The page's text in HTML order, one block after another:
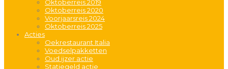
Oktoberreis 2019
Oktoberreis 2020
Voorjaarsreis 2024
Oktoberreis 2025
Acties
Oekrestaurant Italia
Voedselpakketten
Oud ijzer actie
Statiegeld actie